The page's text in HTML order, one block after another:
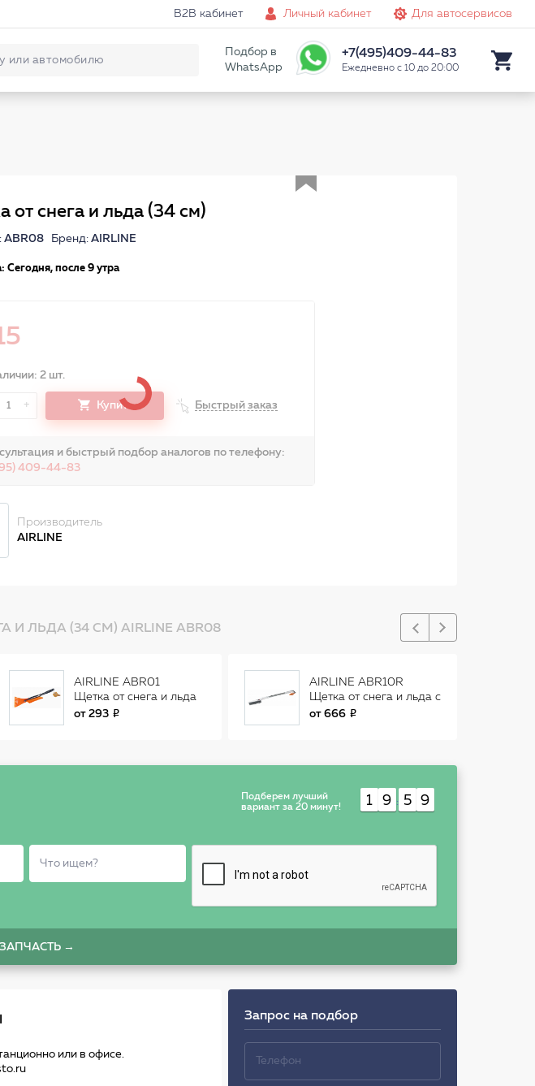
B2B кабинет Личный кабинет Для автосервисов
Подбор в
WhatsApp
+7(495)409-44-83
Ежедневно с 10 до 20:00
от снега и льда (34 см)
ABR08 Бренд: AIRLINE
Сегодня, после 9 утра
2 шт.
1 + Купить Быстрый заказ
и быстрый подбор аналогов по телефону:
409-44-83
Производитель
AIRLINE
ЛЬДА (34 СМ) AIRLINE ABR08
AIRLINE ABR01
Щетка от снега и льда
(53см) AB-R-01
от 293
AIRLINE ABR10R
Щетка от снега и льда с
плоской
от 666
Подберем лучший
вариант за 20 минут!
1 9 : 5 9
→
или в офисе.
Запрос на подбор